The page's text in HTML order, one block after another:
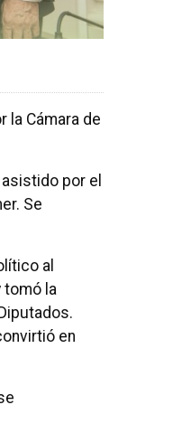
la Cámara de
por el
Se
al
tomó la
en